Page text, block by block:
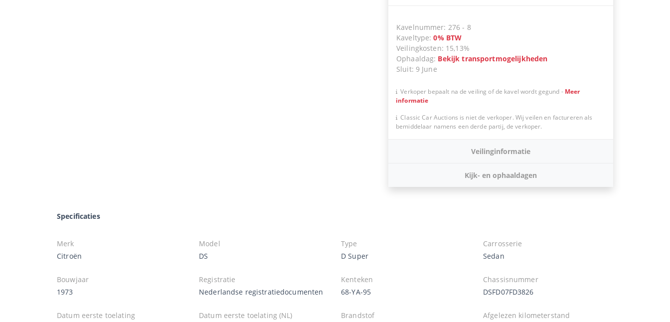
Kavelnummer: 276 - 8
Kaveltype:0% BTW
Veilingkosten: 15,13%
Ophaaldag: Bekijk transportmogelijkheden
Sluit: 9 June
Verkoper bepaalt na de veiling of de kavel wordt gegund - Meer
informatie
Classic Car Auctions is niet de verkoper. Wij veilen en factureren als
bemiddelaar namens een derde partij, de verkoper.
Veilinginformatie
Kijk- en ophaaldagen
Specificaties
Merk
Citroën
Model
DS
Type
D Super
Carrosserie
Sedan
Bouwjaar
1973
Registratie
Nederlandse registratiedocumenten
Kenteken
68-YA-95
Chassisnummer
DSFD07FD3826
Datum eerste toelating
Datum eerste toelating (NL)
Brandstof
Afgelezen kilometerstand